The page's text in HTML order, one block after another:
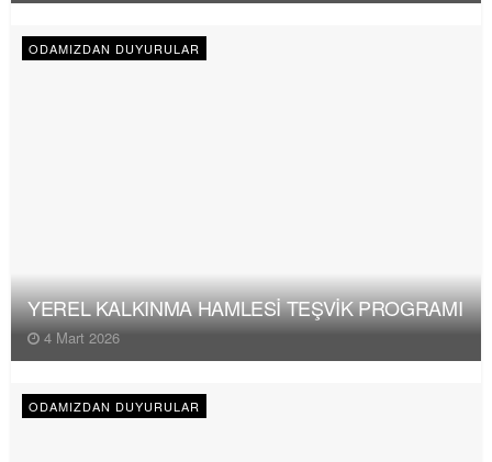
ODAMIZDAN DUYURULAR
YEREL KALKINMA HAMLESİ TEŞVİK PROGRAMI
4 Mart 2026
ODAMIZDAN DUYURULAR